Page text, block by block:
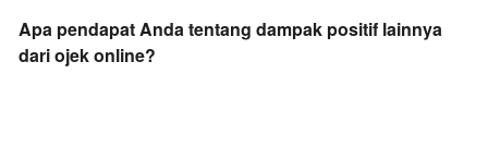
Apa pendapat Anda tentang dampak positif lainnya
dari ojek online?